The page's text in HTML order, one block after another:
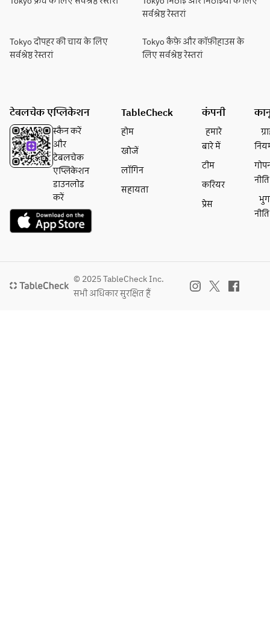
सर्वश्रेष्ठ रेस्तरां
Tokyo दोपहर की चाय के लिए
सर्वश्रेष्ठ रेस्तरां
Tokyo कैफ़े और कॉफ़ीहाउस के
लिए सर्वश्रेष्ठ रेस्तरां
टेबलचेक एप्लिकेशन
स्कैन करें
और
टेबलचेक
एप्लिकेशन
डाउनलोड
करें
TableCheck
होम
खोजें
लॉगिन
सहायता
कंपनी
हमारे
बारे में
टीम
करियर
प्रेस
नीति
नीति
© 2025 TableCheck Inc.
सभी अधिकार सुरक्षित हैं